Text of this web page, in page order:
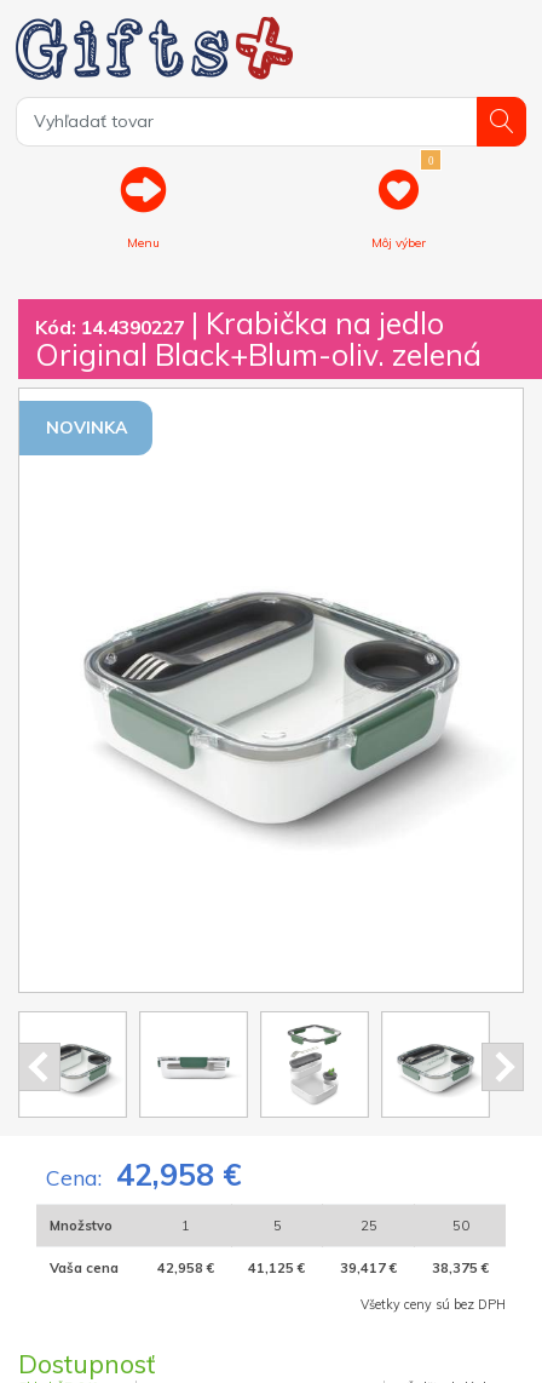
Menu
0
Môj výber
Kód: 14.4390227 | Krabička na jedlo
Original Black+Blum-oliv. zelená
NOVINKA
Cena: 42,958 €
Množstvo 1 5 25 50
Vaša cena 42,958 € 41,125 € 39,417 € 38,375 €
Všetky ceny sú bez DPH
Dostupnosť